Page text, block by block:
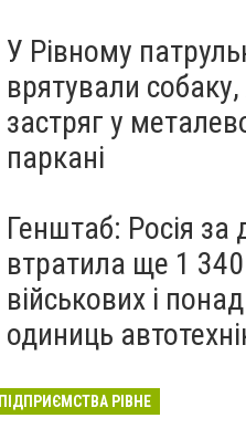
У Рівному
врятували
застряг у
паркані
Генштаб: Росія за
втратила ще 1 340
військових і
одиниць
ПІДПРИЄМСТВА РІВНЕ